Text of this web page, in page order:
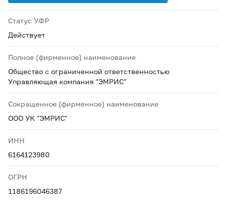
Статус УФР
Действует
Полное (фирменное) наименование
Общество с ограниченной ответственностью
Управляющая компания "ЭМРИС"
Сокращенное (фирменное) наименование
ООО УК "ЭМРИС"
ИНН
6164123980
ОГРН
1186196046387